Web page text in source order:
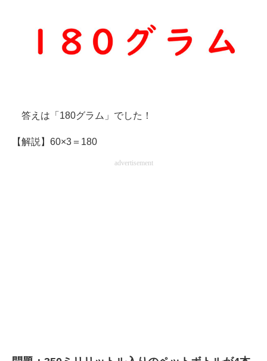
ビジネスと働き方のヒント
経営リーダーのコミュニティ
マーケ×ITの今がよく分かる
答えは「180グラム」でした！
【解説】60×3＝180
advertisement